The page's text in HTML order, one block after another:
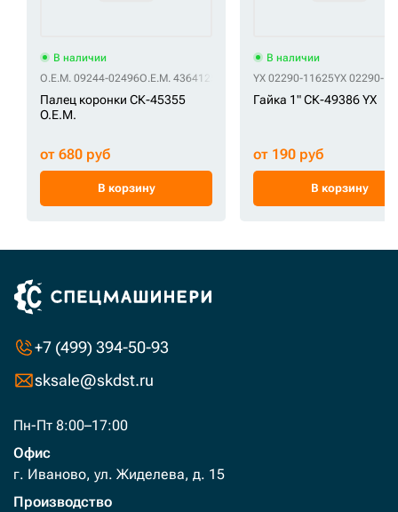
В наличии
O.E.M. 09244-02496O.E.M. 4364125 O.E.M. 4S00277O.E.M. SX-4364125
Палец коронки СК-45355
O.E.M.
от 680 руб
В корзину
В наличии
YX 02290-11625YX 02290-
Гайка 1" СК-49386 YX
от 190 руб
В корзину
+7 (499) 394-50-93
sksale@skdst.ru
Пн-Пт 8:00–17:00
Офис
г. Иваново, ул. Жиделева, д. 15
Производство